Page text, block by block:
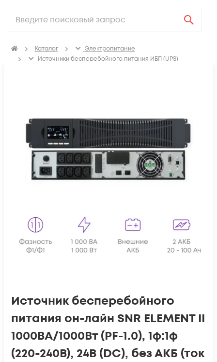
Каталог
Электропитание
Источники бесперебойного питания ИБП (UPS)
Источник бесперебойного
питания он-лайн SNR ELEMENT II
1000ВА/1000Вт (PF-1.0), 1ф:1ф
(220-240В), 24В (DC), без АКБ (ток